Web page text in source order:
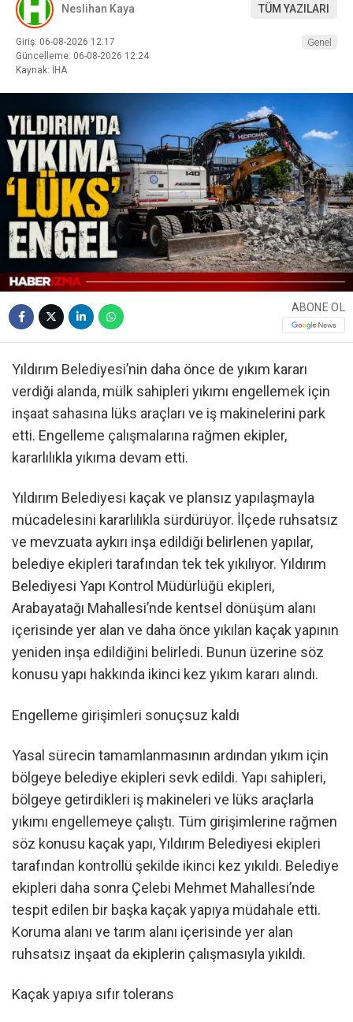
Neslihan Kaya TÜM YAZILARI
Giriş: 06-08-2026 12:17
Güncelleme: 06-08-2026 12:24
Kaynak: İHA
Genel
ABONE OL
Yıldırım Belediyesi’nin daha önce de yıkım kararı
verdiği alanda, mülk sahipleri yıkımı engellemek için
inşaat sahasına lüks araçları ve iş makinelerini park
etti. Engelleme çalışmalarına rağmen ekipler,
kararlılıkla yıkıma devam etti.
Yıldırım Belediyesi kaçak ve plansız yapılaşmayla
mücadelesini kararlılıkla sürdürüyor. İlçede ruhsatsız
ve mevzuata aykırı inşa edildiği belirlenen yapılar,
belediye ekipleri tarafından tek tek yıkılıyor. Yıldırım
Belediyesi Yapı Kontrol Müdürlüğü ekipleri,
Arabayatağı Mahallesi’nde kentsel dönüşüm alanı
içerisinde yer alan ve daha önce yıkılan kaçak yapının
yeniden inşa edildiğini belirledi. Bunun üzerine söz
konusu yapı hakkında ikinci kez yıkım kararı alındı.
Engelleme girişimleri sonuçsuz kaldı
Yasal sürecin tamamlanmasının ardından yıkım için
bölgeye belediye ekipleri sevk edildi. Yapı sahipleri,
bölgeye getirdikleri iş makineleri ve lüks araçlarla
yıkımı engellemeye çalıştı. Tüm girişimlerine rağmen
söz konusu kaçak yapı, Yıldırım Belediyesi ekipleri
tarafından kontrollü şekilde ikinci kez yıkıldı. Belediye
ekipleri daha sonra Çelebi Mehmet Mahallesi’nde
tespit edilen bir başka kaçak yapıya müdahale etti.
Koruma alanı ve tarım alanı içerisinde yer alan
ruhsatsız inşaat da ekiplerin çalışmasıyla yıkıldı.
Kaçak yapıya sıfır tolerans